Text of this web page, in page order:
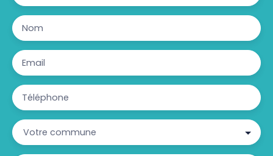
Nom
Email
Téléphone
Votre commune